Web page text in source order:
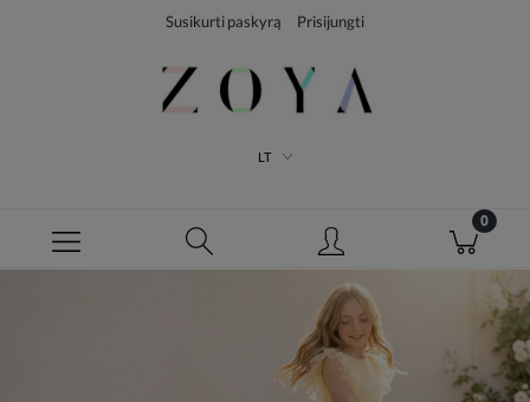
Susikurti paskyrą Prisijungti
LT